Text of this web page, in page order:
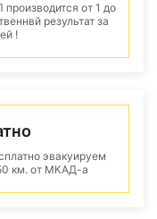
от 1 до
результат за
!
эвакуируем
км. от МКАД-а